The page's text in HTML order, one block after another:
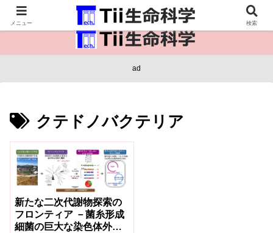
医療保健・生命・生物の情報インフラ。
ad
クテドノバクテリア
新たな二次代謝物探索の
フロンティア －菌糸形成
細菌の巨大な染色体外
メニュー 検索